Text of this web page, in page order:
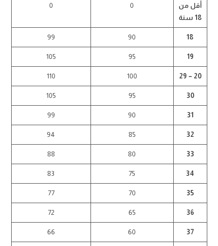
أقل من
18 سنة
0
0
18
90
99
19
95
105
20 – 29
100
110
30
95
105
31
90
99
32
85
94
33
80
88
34
75
83
35
70
77
36
65
72
37
60
66